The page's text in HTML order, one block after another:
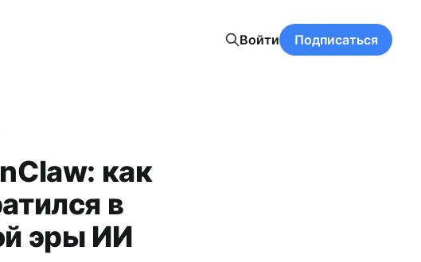
Войти Подписаться
как
в
эры ИИ